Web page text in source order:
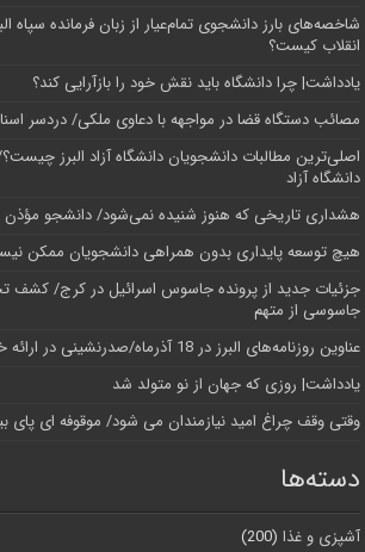
شاخصه‌های بارز دانشجوی تمام‌عیار از زبان فرمانده سپاه
انقلاب کیست؟
یادداشت| چرا دانشگاه باید نقش خود را بازآرایی کند؟
مصائب دستگاه قضا در مواجهه با دعاوی ملکی/ دردسر
اصلی‌ترین مطالبات دانشجویان دانشگاه آزاد البرز
دانشگاه آز‌اد
هشداری تاریخی که هنوز شنیده نمی‌شود/ دانشجو مؤذن
هیچ توسعه پایداری بدون همراهی دانشجویان ممکن
جزئیات جدید از پرونده جاسوس اسرائیل در کرج/‌ کشف
جاسوسی از متهم
عناوین روزنامه‌های البرز در ‌18 آذرماه/صدرنشینی در ارائه خدمات زایمان بی‌درد
یادداشت| روزی که جهان از نو متولد شد
وقتی وقف چراغ امید نیازمندان می شود/ موقوفه ای پای
دسته‌ها
آشپزی و غذا (200)